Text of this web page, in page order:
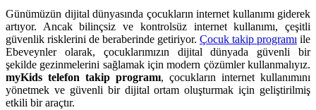
Günümüzün dijital dünyasında çocukların internet kullanımı giderek
artıyor. Ancak bilinçsiz ve kontrolsüz internet kullanımı, çeşitli
güvenlik risklerini de beraberinde getiriyor. Çocuk takip programı ile
Ebeveynler olarak, çocuklarımızın dijital dünyada güvenli bir
şekilde gezinmelerini sağlamak için modern çözümler kullanmalıyız.
myKids telefon takip programı, çocukların internet kullanımını
yönetmek ve güvenli bir dijital ortam oluşturmak için geliştirilmiş
etkili bir araçtır.